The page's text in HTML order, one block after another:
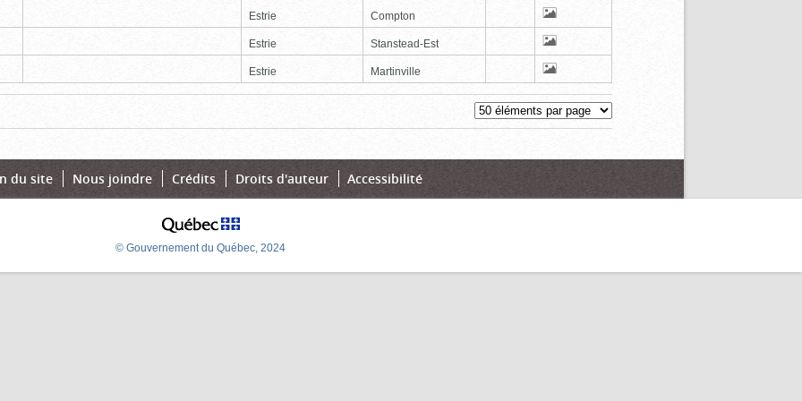
Estrie Compton
Estrie Stanstead-Est
Estrie Martinville
du site Nous joindre Crédits Droits d'auteur Accessibilité
© Gouvernement du Québec, 2024